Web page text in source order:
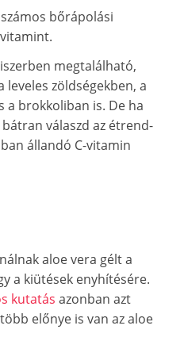
bőrápolási
megtalálható,
zöldségekben, a
a brokkoliban is. De ha
válaszd az étrend-
állandó C-vitamin
aloe vera gélt a
a kiütések enyhítésére.
kutatás azonban azt
előnye is van az aloe